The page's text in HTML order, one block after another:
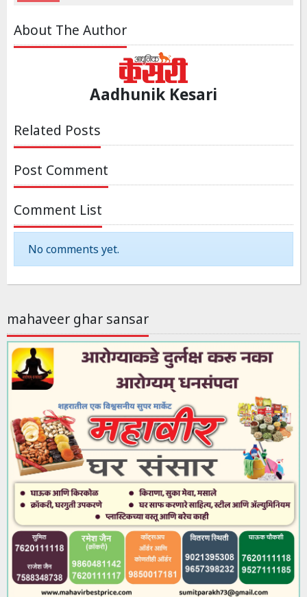
About The Author
Aadhunik Kesari
Related Posts
Post Comment
Comment List
No comments yet.
mahaveer ghar sansar